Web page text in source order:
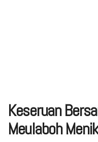
Keseruan
Meulaboh